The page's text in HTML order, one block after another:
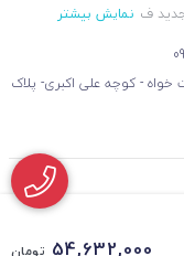
54,632,000 تومان
نمایش بیشتر
خواه - کوچه علی اکبری- پلاک